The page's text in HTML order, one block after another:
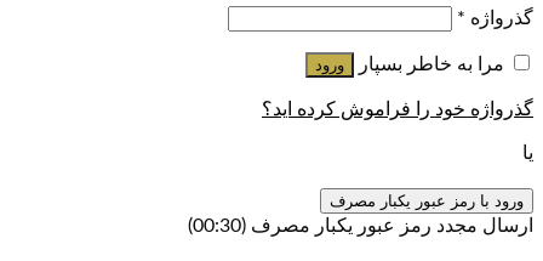
گذرواژه *
مرا به خاطر بسپار ورود
گذرواژه خود را فراموش کرده اید؟
یا
ورود با رمز عبور یکبار مصرف
ارسال مجدد رمز عبور یکبار مصرف (00:
30
)